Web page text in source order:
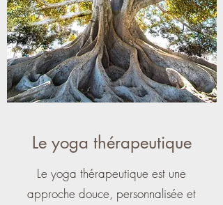
Le yoga thérapeutique
Le yoga thérapeutique est une
approche douce, personnalisée et